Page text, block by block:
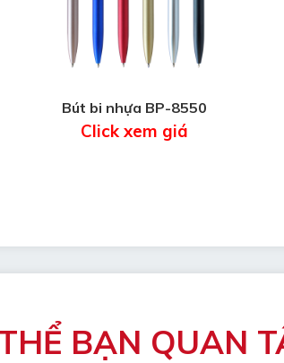
Bút bi nhựa BP-8550
Click xem giá
BẠN QUAN